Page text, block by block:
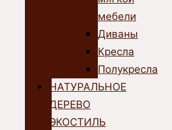
мебели
Диваны
Кресла
Полукресла
НАТУРАЛЬНОЕ
ДЕРЕВО
ЭКОСТИЛЬ